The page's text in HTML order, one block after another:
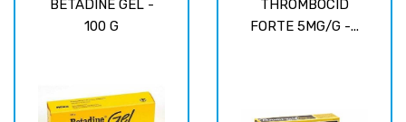
BETADINE GEL -
100 G
THROMBOCID
FORTE 5MG/G -...